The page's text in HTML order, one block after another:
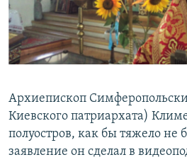
ПРОПАВШИЕ БЕЗ ВЕСТИ
ПОБЕДИТЕЛЕЙ НЕ СУДЯТ?
КРЫМ.НЕПОКОРЕННЫЙ
УКРАИНСКАЯ ПРОБЛЕМА КРЫМА
ПРИСОЕДИНЯЙТЕСЬ!
Все сайты RFE/RL
Архиепископ
Киевского патриархата)
полуостров, как бы тяжело не
заявление он сделал в